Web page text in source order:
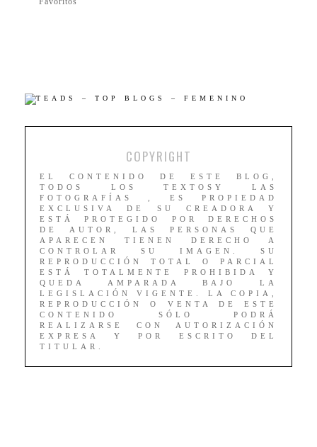
COPYRIGHT
EL CONTENIDO DE ESTE BLOG,
TODOS LOS TEXTOSY LAS
FOTOGRAFÍAS , ES PROPIEDAD
EXCLUSIVA DE SU CREADORA Y
ESTÁ PROTEGIDO POR DERECHOS
DE AUTOR, LAS PERSONAS QUE
APARECEN TIENEN DERECHO A
CONTROLAR SU IMAGEN. SU
REPRODUCCIÓN TOTAL O PARCIAL
ESTÁ TOTALMENTE PROHIBIDA Y
QUEDA AMPARADA BAJO LA
LEGISLACIÓN VIGENTE. LA COPIA,
REPRODUCCIÓN O VENTA DE ESTE
CONTENIDO SÓLO PODRÁ
REALIZARSE CON AUTORIZACIÓN
EXPRESA Y POR ESCRITO DEL
TITULAR.